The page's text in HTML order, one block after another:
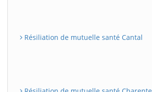
Résiliation de mutuelle santé Cantal